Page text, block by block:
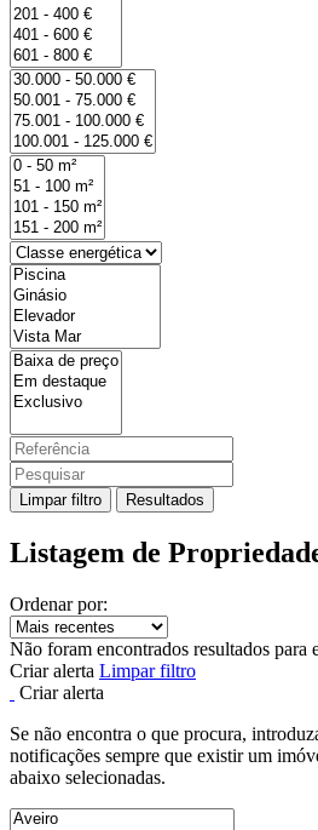
Limpar filtro Resultados
Listagem de
Ordenar por:
Não foram encontrados resultados para
Criar alerta Limpar filtro
Criar alerta
Se não encontra o que procura,
notificações sempre que existir um
abaixo selecionadas.